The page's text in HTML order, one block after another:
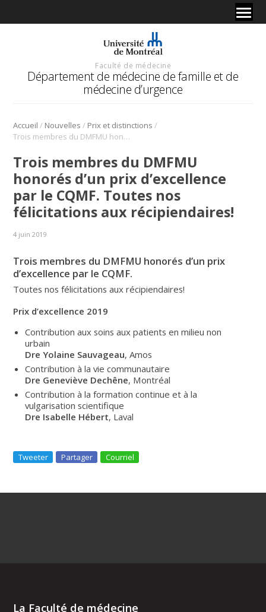
Faculté de médecine
Département de médecine de famille et de
médecine d’urgence
Accueil / Nouvelles / Prix et distinctions /
Trois membres du DMFMU honorés d’un prix d’excellence par le CQMF. Toutes nos félicitations aux récipiendaires!
Trois membres du DMFMU
honorés d’un prix d’excellence
par le CQMF. Toutes nos
félicitations aux récipiendaires!
4 juin 2019
Trois membres du DMFMU honorés d’un prix
d’excellence par le CQMF.
Toutes nos félicitations aux récipiendaires!
Prix d’excellence 2019
Contribution aux soins aux patients en milieu non
urbain
Dre Yolaine Sauvageau, Amos
Contribution à la vie communautaire
Dre Geneviève Dechêne, Montréal
Contribution à la formation continue et à la
vulgarisation scientifique
Dre Isabelle Hébert, Laval
Tweeter Partager Courriel
La Faculté de médecine